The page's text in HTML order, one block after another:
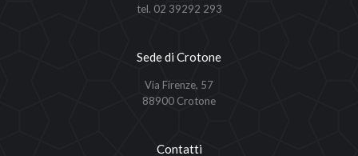
tel. 02 39292 293
Sede di Crotone
Via Firenze, 57
88900 Crotone
Contatti